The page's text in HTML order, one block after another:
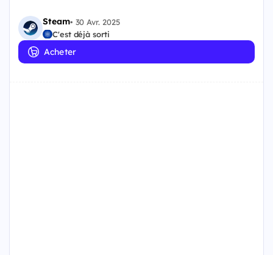
Steam• 30 Avr. 2025
C'est déjà sorti
Acheter